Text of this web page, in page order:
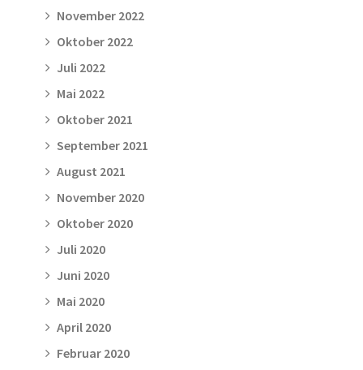
November 2022
Oktober 2022
Juli 2022
Mai 2022
Oktober 2021
September 2021
August 2021
November 2020
Oktober 2020
Juli 2020
Juni 2020
Mai 2020
April 2020
Februar 2020